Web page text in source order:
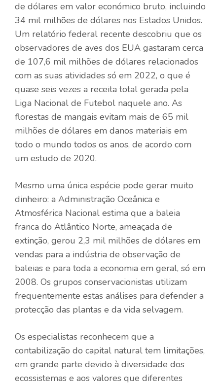
de dólares em valor económico bruto, incluindo
34 mil milhões de dólares nos Estados Unidos.
Um relatório federal recente descobriu que os
observadores de aves dos EUA gastaram cerca
de 107,6 mil milhões de dólares relacionados
com as suas atividades só em 2022, o que é
quase seis vezes a receita total gerada pela
Liga Nacional de Futebol naquele ano. As
florestas de mangais evitam mais de 65 mil
milhões de dólares em danos materiais em
todo o mundo todos os anos, de acordo com
um estudo de 2020.
Mesmo uma única espécie pode gerar muito
dinheiro: a Administração Oceânica e
Atmosférica Nacional estima que a baleia
franca do Atlântico Norte, ameaçada de
extinção, gerou 2,3 ​​mil milhões de dólares em
vendas para a indústria de observação de
baleias e para toda a economia em geral, só em
2008. Os grupos conservacionistas utilizam
frequentemente estas análises para defender a
protecção das plantas e da vida selvagem.
Os especialistas reconhecem que a
contabilização do capital natural tem limitações,
em grande parte devido à diversidade dos
ecossistemas e aos valores que diferentes